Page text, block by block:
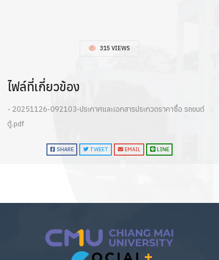
315 VIEWS
ไฟล์ที่เกี่ยวข้อง
- 20251126-092103-ประกาศและเอกสารประกวดราคาซื้อ รถยนต์
ตู้.pdf
SHARE TWEET EMAIL LINE